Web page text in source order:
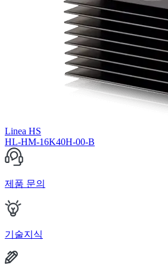
Linea HS
HL-HM-16K40H-00-B
제품 문의
기술지식